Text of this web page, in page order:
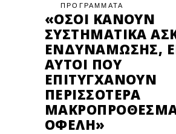
ΠΡΟΓΡΑΜΜΑΤΑ
«ΌΣΟΙ ΚΆΝΟΥΝ
ΣΥΣΤΗΜΑΤΙΚΆ
ΕΝΔΥΝΆΜΩΣΗΣ,
ΑΥΤΟΊ ΠΟΥ
ΕΠΙΤΥΓΧΆΝΟΥΝ
ΠΕΡΙΣΣΌΤΕΡΑ
ΟΦΈΛΗ»